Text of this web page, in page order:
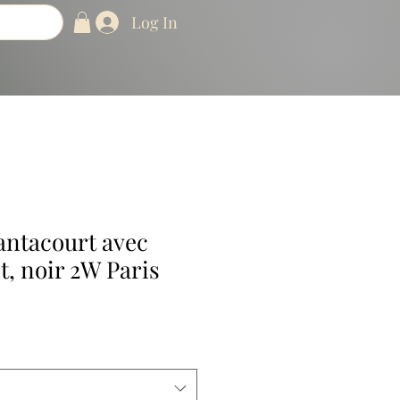
Log In
avec
noir 2W Paris